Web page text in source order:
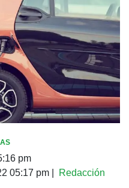
pm
05:17 pm| Redacción